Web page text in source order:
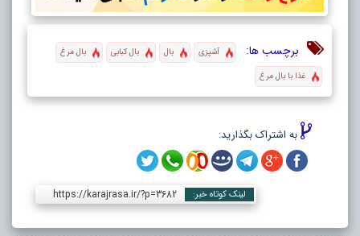
برچسب ها: آشپزی بال بال کبابی
بال مرغ
غذا با بال مرغ
به اشتراک بگذارید:
لینک کوتاه خبر: https://karajrasa.ir/?p=3682